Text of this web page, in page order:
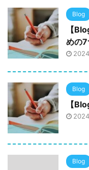
Blog
【
めの7
Blog
【
Blog